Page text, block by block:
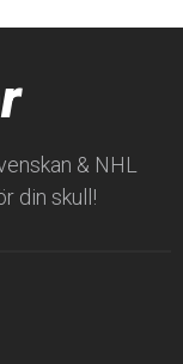
& NHL
din skull!